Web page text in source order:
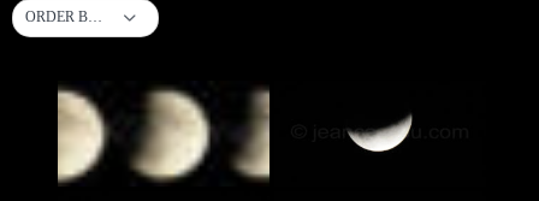
ORDER BY DEFAULT